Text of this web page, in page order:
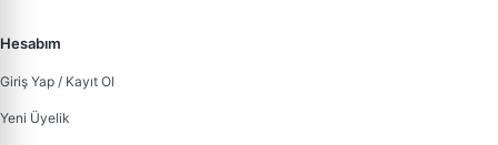
Hesabım
Giriş Yap / Kayıt Ol
Yeni Üyelik